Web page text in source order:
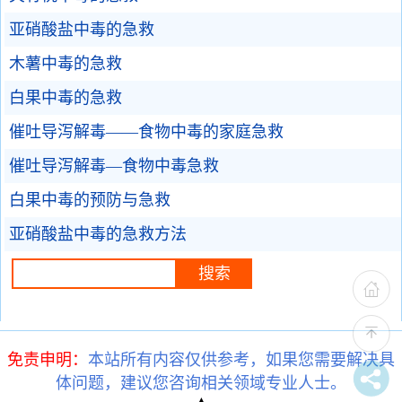
亚硝酸盐中毒的急救
木薯中毒的急救
白果中毒的急救
催吐导泻解毒——食物中毒的家庭急救
催吐导泻解毒—食物中毒急救
白果中毒的预防与急救
亚硝酸盐中毒的急救方法
免责申明： 本站所有内容仅供参考，如果您需要解决具
体问题，建议您咨询相关领域专业人士。